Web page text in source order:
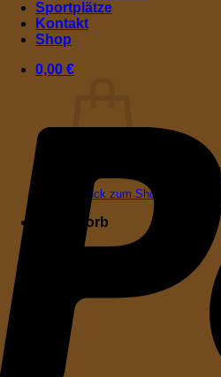
Sportplätze
Kontakt
Shop
0,00 €
Es befinden sich keine
Zurück zum Shop
Warenkorb